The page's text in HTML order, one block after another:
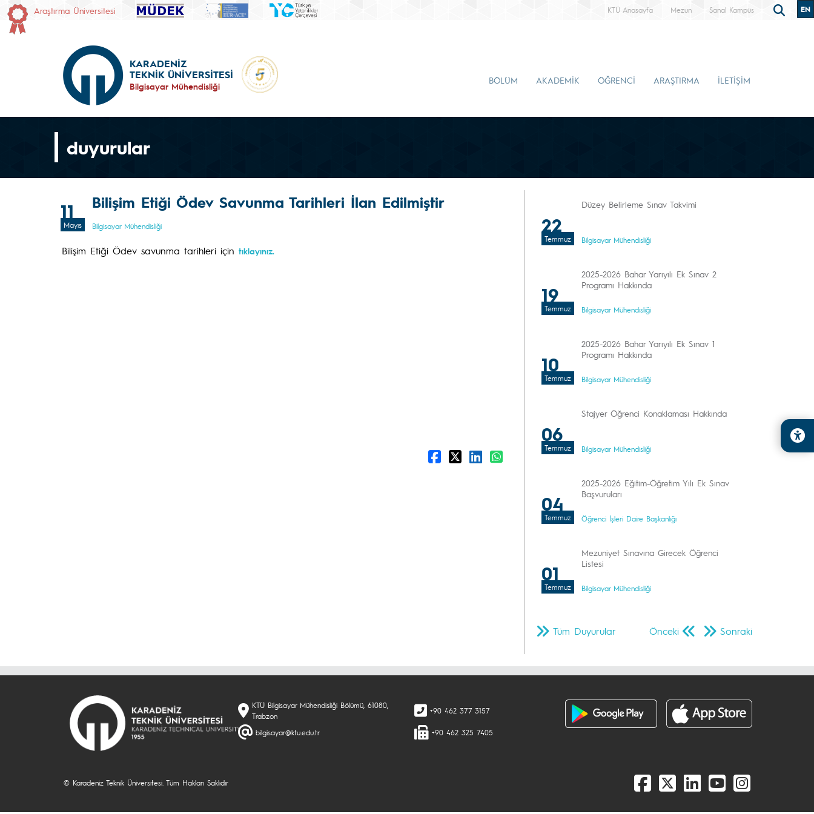
Araştırma Üniversitesi KTÜ Anasayfa Mezun Sanal Kampüs EN
KARADENİZ
TEKNİK ÜNİVERSİTESİ
Bilgisayar Mühendisliği
BÖLÜM AKADEMİK ÖĞRENCİ ARAŞTIRMA İLETİŞİM
duyurular
11
Mayıs
Bilişim Etiği Ödev Savunma Tarihleri İlan Edilmiştir
Bilgisayar Mühendisliği
Bilişim Etiği Ödev savunma tarihleri için tıklayınız.
22
Temmuz
Düzey Belirleme Sınav Takvimi
Bilgisayar Mühendisliği
19
Temmuz
2025-2026 Bahar Yarıyılı Ek Sınav 2
Programı Hakkında
Bilgisayar Mühendisliği
10
Temmuz
2025-2026 Bahar Yarıyılı Ek Sınav 1
Programı Hakkında
Bilgisayar Mühendisliği
06
Temmuz
Stajyer Öğrenci Konaklaması Hakkında
Bilgisayar Mühendisliği
04
Temmuz
2025-2026 Eğitim-Öğretim Yılı Ek Sınav
Başvuruları
Öğrenci İşleri Daire Başkanlığı
01
Temmuz
Mezuniyet Sınavına Girecek Öğrenci
Listesi
Bilgisayar Mühendisliği
Önceki Sonraki
Tüm Duyurular
KTÜ Bilgisayar Mühendisliği Bölümü, 61080,
Trabzon
bilgisayar@ktu.edu.tr
+90 462 377 3157
+90 462 325 7405
© Karadeniz Teknik Üniversitesi. Tüm Hakları Saklıdır